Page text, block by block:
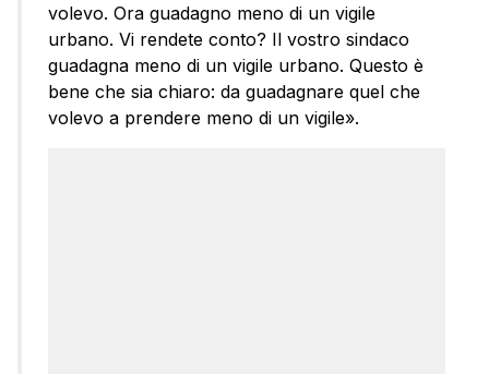
volevo. Ora guadagno meno di un vigile
urbano. Vi rendete conto? Il vostro sindaco
guadagna meno di un vigile urbano. Questo è
bene che sia chiaro: da guadagnare quel che
volevo a prendere meno di un vigile».